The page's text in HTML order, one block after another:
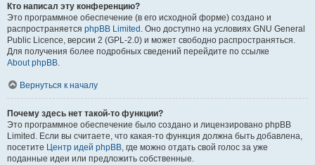
Кто написал эту конференцию?
Это программное обеспечение (в его исходной форме) создано и
распространяется phpBB Limited . Оно доступно на условиях GNU General
Public Licence, версии 2 (GPL-2.0) и может свободно распространяться.
Для получения более подробных сведений перейдите по ссылке
About phpBB.
Вернуться к началу
Почему здесь нет такой-то функции?
Это программное обеспечение было создано и лицензировано phpBB
Limited. Если вы считаете, что какая-то функция должна быть добавлена,
посетите Центр идей phpBB, где можно отдать свой голос за уже
поданные идеи или предложить собственные.